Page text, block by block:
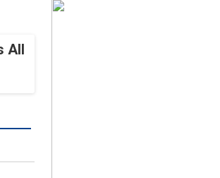
All
Да отговорим на жегите с филм